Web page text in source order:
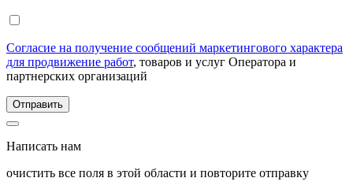
Согласие на получение сообщений маркетингового характера
для продвижение работ, товаров и услуг Оператора и
партнерских организаций
Написать нам
очистить все поля в этой области и повторите отправку